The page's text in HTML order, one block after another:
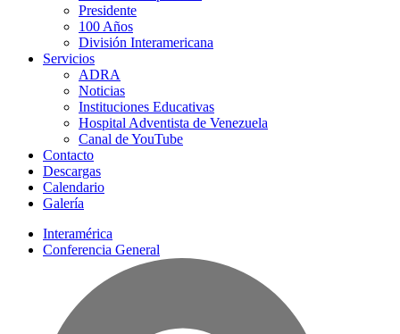
Presidente
100 Años
División Interamericana
Servicios
ADRA
Noticias
Instituciones Educativas
Hospital Adventista de Venezuela
Canal de YouTube
Contacto
Descargas
Calendario
Galería
Interamérica
Conferencia General